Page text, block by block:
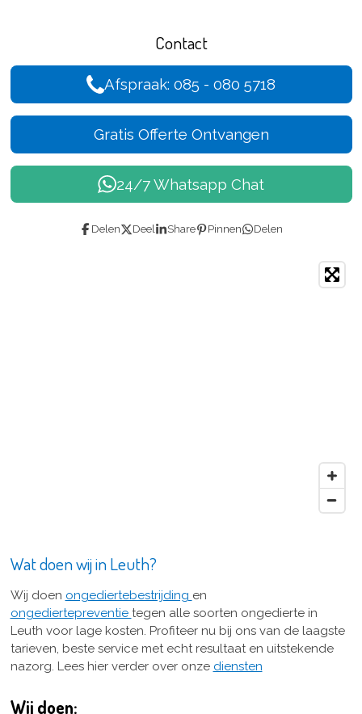
Contact
Afspraak: 085 - 080 5718
Gratis Offerte Ontvangen
24/7 Whatsapp Chat
Delen Deel Share Pinnen Delen
Wat doen wij in Leuth?
Wij doen ongediertebestrijding en
ongediertepreventie tegen alle soorten ongedierte in
Leuth voor lage kosten. Profiteer nu bij ons van de laagste
tarieven, beste service met echt resultaat en uitstekende
nazorg. Lees hier verder over onze diensten
Wij doen: